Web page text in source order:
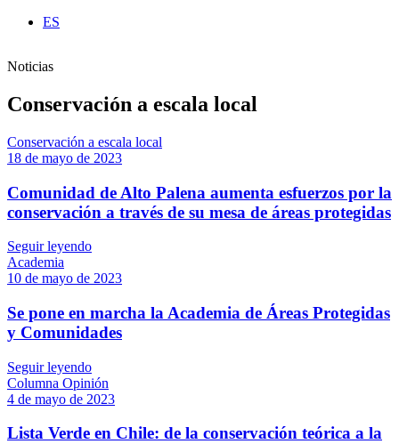
ES
Noticias
Conservación a escala local
Conservación a escala local
18 de mayo de 2023
Comunidad de Alto Palena aumenta esfuerzos por la
conservación a través de su mesa de áreas protegidas
Seguir leyendo
Academia
10 de mayo de 2023
Se pone en marcha la Academia de Áreas Protegidas
y Comunidades
Seguir leyendo
Columna Opinión
4 de mayo de 2023
Lista Verde en Chile: de la conservación teórica a la